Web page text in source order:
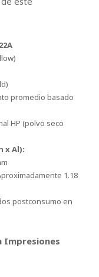
promedio basado
HP (polvo seco
x Al):
1.18
postconsumo en
Impresiones